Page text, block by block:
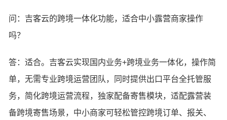
问：吉客云的跨境一体化功能，适合中小露营商家操作
吗？
答：适合。吉客云实现国内业务+跨境业务一体化，操作简
单，无需专业跨境运营团队，同时提供出口平台全托管服
务，简化跨境运营流程，独家配备寄售模块，适配露营装
备跨境寄售场景，中小商家可轻松管控跨境订单、报关、